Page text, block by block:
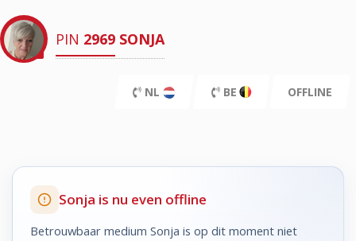
PIN 2969 SONJA
NL BE OFFLINE
Sonja is nu even offline
Betrouwbaar medium Sonja is op dit moment niet